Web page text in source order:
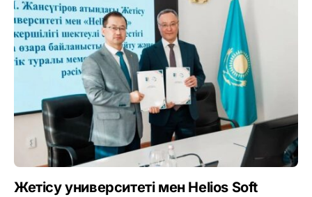
Жетісу университеті мен Helios Soft